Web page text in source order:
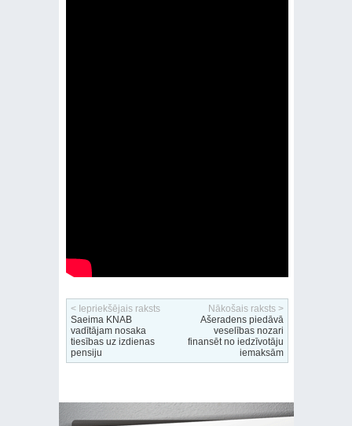
< Iepriekšējais raksts
Saeima KNAB
vadītājam nosaka
tiesības uz izdienas
pensiju
Nākošais raksts >
Ašeradens piedāvā
veselības nozari
finansēt no iedzīvotāju
iemaksām